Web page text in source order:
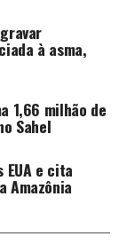
para celebrar
do nascimento
à asma,
1,66 milhão de
Sahel
e cita
Amazônia